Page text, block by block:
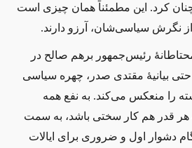
چنان کرد. این مطمئناً همان چیزی است
نگرش سیاسی‌شان، آرزو دارند.
رئیس‌جمهور برهم صالح در
بیانیهٔ مقتدی صدر، چهره سیاسی
را منعکس می‌کند. به نفع همه
قدر هم کار سختی باشد، به سمت
دشوار اول و ضروری برای ایالات